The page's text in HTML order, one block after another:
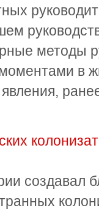
методы
в
создавал